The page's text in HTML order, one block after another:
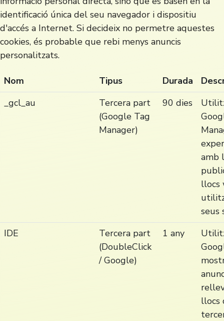
identificació única del seu navegador i dispositiu
d'accés a Internet. Si decideix no permetre aquestes
cookies, és probable que rebi menys anuncis
personalitzats.
Nom Tipus Durada
_gcl_au
Tercera part
(Google Tag
Manager)
90 dies
amb
llocs
seus
IDE
Tercera part
(DoubleClick
/ Google)
1 any
llocs